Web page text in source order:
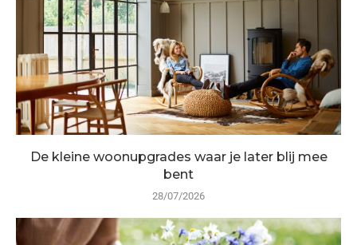
De kleine woonupgrades waar je later blij mee
bent
28/07/2026